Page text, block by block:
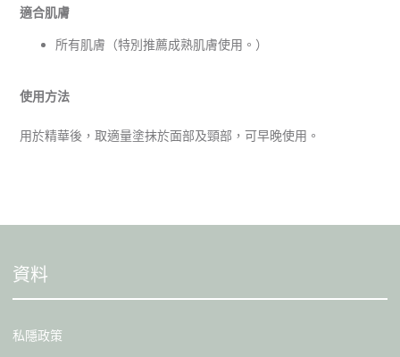
適合肌膚
所有肌膚（特別推薦成熟肌膚使用。）
使用方法
用於精華後，取適量塗抹於面部及頸部，可早晚使用。
資料
私隱政策